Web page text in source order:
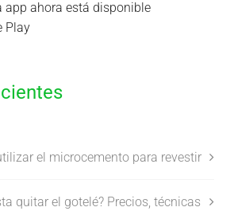
el microcemento para revestir
quitar el gotelé? Precios, técnicas